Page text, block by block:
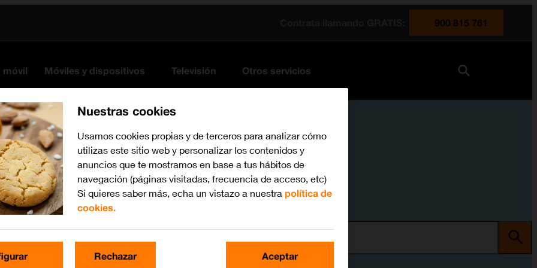
900 815 761
móvil Móviles y dispositivos Televisión Otros servicios
Nuestras cookies
Usamos cookies propias y de terceros para analizar cómo
utilizas este sitio web y personalizar los contenidos y
anuncios que te mostramos en base a tus hábitos de
navegación (páginas visitadas, frecuencia de acceso, etc)
Si quieres saber más, echa un vistazo a nuestra política de
cookies.
Rechazar Aceptar